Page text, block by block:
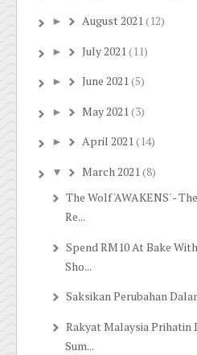
► August 2021(12)
► July 2021(11)
► June 2021(5)
► May 2021(3)
► April 2021(14)
▼ March 2021(8)
The Wolf 'AWAKENS' -
Re...
Spend RM10 At Bake
Sho...
Saksikan Perubahan
Rakyat Malaysia Prihatin
Sum...